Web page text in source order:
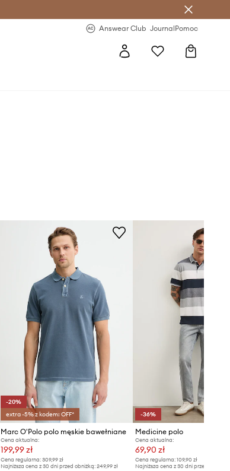
Answear Club JournalPomoc
-20%
extra -5% z kodem: OFF*
Marc O'Polo polo męskie bawełniane
Cena aktualna:
199,99 zł
Cena regularna:309,99 zł
Najniższa cena z 30 dni przed obniżką:249,99 zł
-36%
Medicine polo
Cena aktualna:
69,90 zł
Cena regularna: 109,90 zł
Najniższa cena z 30 dni przed obniżką: